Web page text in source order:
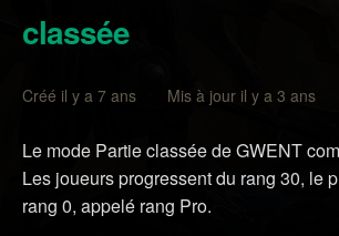
classée
Créé il y a 7 ans Mis à jour il y a 3 ans
Le mode Partie classée de GWENT
Les joueurs progressent du rang 30, le
rang 0, appelé rang Pro.